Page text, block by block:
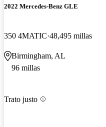
2022 Mercedes-Benz GLE
350 4MATIC 48,495 millas
Birmingham, AL
96 millas
Trato justo